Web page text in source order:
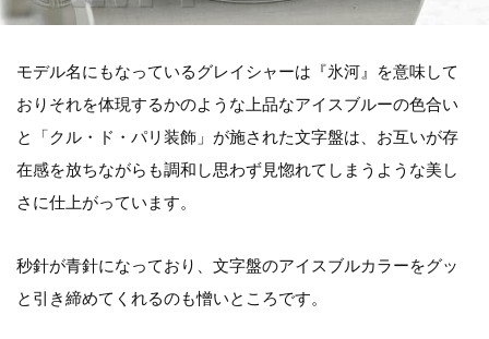
モデル名にもなっているグレイシャーは『氷河』を意味して
おりそれを体現するかのような上品なアイスブルーの色合い
と「クル・ド・パリ装飾」が施された文字盤は、お互いが存
在感を放ちながらも調和し思わず見惚れてしまうような美し
さに仕上がっています。
秒針が青針になっており、文字盤のアイスブルカラーをグッ
と引き締めてくれるのも憎いところです。